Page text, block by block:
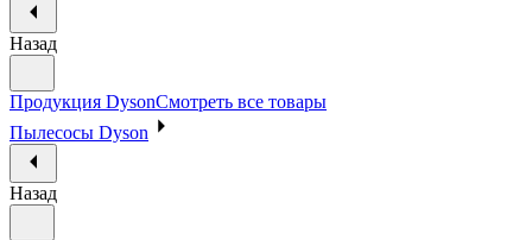
Назад
Продукция DysonСмотреть все товары
Пылесосы Dyson
Назад